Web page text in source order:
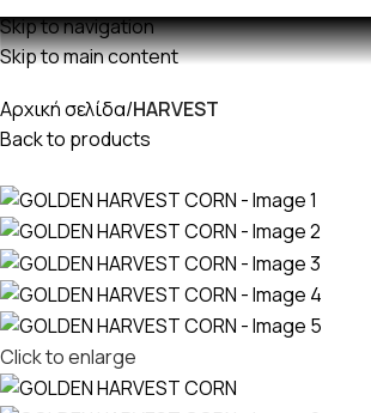
Skip to navigation
Skip to main content
Αρχική σελίδα HARVEST
Back to products
Click to enlarge